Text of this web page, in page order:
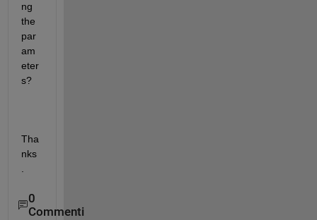
ng
the
par
am
eter
s?
Tha
nks
0
Commenti